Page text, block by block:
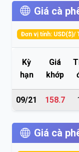
Giá cà
Đơn vị tính: USD($)/
Kỳ
hạn
Giá
khớp
09/21 158.7
Giá cà